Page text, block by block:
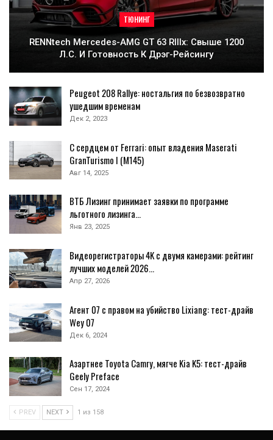
ТЮНИНГ
RENNtech Mercedes-AMG GT 63 RIIIx: Свыше 1200
Л.с. И Готовность К Дрэг-Рейсингу
Peugeot 208 Rallye: ностальгия по безвозвратно
ушедшим временам
Дек 2, 2023
С сердцем от Ferrari: опыт владения Maserati
GranTurismo I (М145)
Авг 14, 2025
ВТБ Лизинг принимает заявки по программе
льготного лизинга…
Янв 23, 2025
Видеорегистраторы 4K с двумя камерами: рейтинг
лучших моделей 2026…
Апр 27, 2026
Агент 07 с правом на убийство Lixiang: тест-драйв
Wey 07
Дек 6, 2024
Азартнее Toyota Camry, мягче Kia K5: тест-драйв
Geely Preface
Сен 17, 2024
PREV NEXT 1 из 158